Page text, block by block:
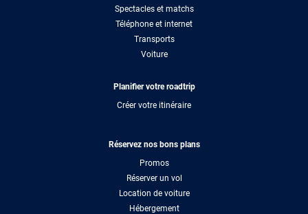
Spectacles et matchs
Téléphone et internet
Transports
Voiture
Planifier votre roadtrip
Créer votre itinéraire
Réservez nos bons plans
Promos
Réserver un vol
Location de voiture
Hébergement